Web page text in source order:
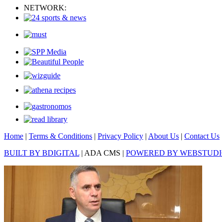
NETWORK:
Home | Terms & Conditions | Privacy Policy | About Us | Contact Us
BUILT BY BDIGITAL | ADA CMS | POWERED BY